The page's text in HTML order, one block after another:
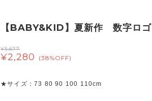
【BABY&KID】夏新作 数字ロ
¥3,677
¥2,280 (38%OFF)
★サイズ：73 80 90 100 110cm